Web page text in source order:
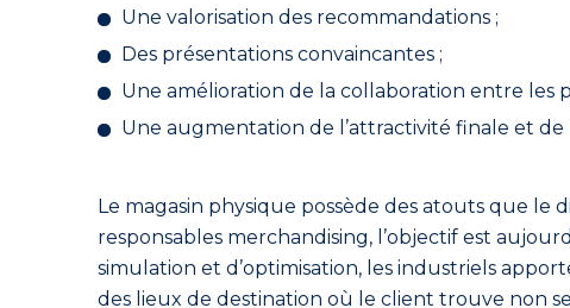
Une valorisation des recommandations ;
Des présentations convaincantes ;
Une amélioration de la collaboration entre les
Une augmentation de l’attractivité finale et de
Le magasin physique possède des atouts que le
responsables merchandising, l’objectif est
simulation et d’optimisation, les industriels
des lieux de destination où le client trouve non